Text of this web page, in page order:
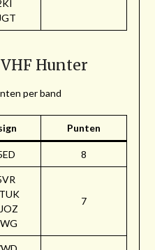
Hunter
per band
Punten
8
7